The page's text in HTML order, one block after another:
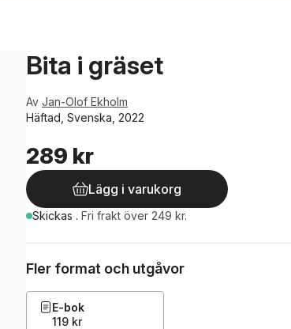
Bita i gräset
Av Jan-Olof Ekholm
Häftad, Svenska, 2022
289 kr
Lägg i varukorg
Skickas . Fri frakt över 249 kr.
Fler format och utgåvor
E-bok
119 kr